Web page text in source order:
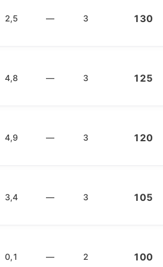
2,5 — 3 130
4,8 — 3 125
4,9 — 3 120
3,4 — 3 105
0,1 — 2 100